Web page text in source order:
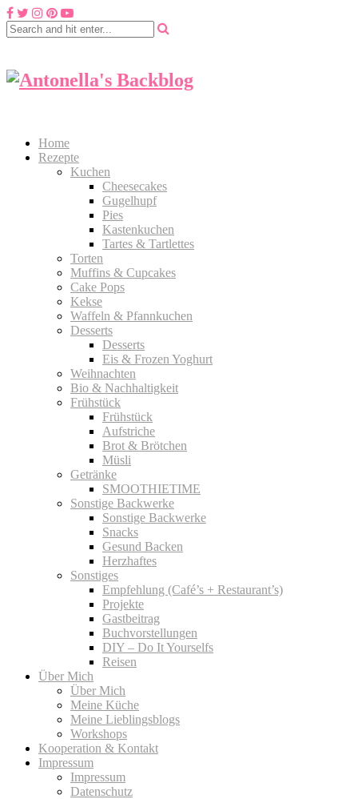
Home
Rezepte
Kuchen
Cheesecakes
Gugelhupf
Pies
Kastenkuchen
Tartes & Tartlettes
Torten
Muffins & Cupcakes
Cake Pops
Kekse
Waffeln & Pfannkuchen
Desserts
Desserts
Eis & Frozen Yoghurt
Weihnachten
Bio & Nachhaltigkeit
Frühstück
Frühstück
Aufstriche
Brot & Brötchen
Müsli
Getränke
SMOOTHIETIME
Sonstige Backwerke
Sonstige Backwerke
Snacks
Gesund Backen
Herzhaftes
Sonstiges
Empfehlung (Café’s + Restaurant’s)
Projekte
Gastbeitrag
Buchvorstellungen
DIY – Do It Yourselfs
Reisen
Über Mich
Über Mich
Meine Küche
Meine Lieblingsblogs
Workshops
Kooperation & Kontakt
Impressum
Impressum
Datenschutz